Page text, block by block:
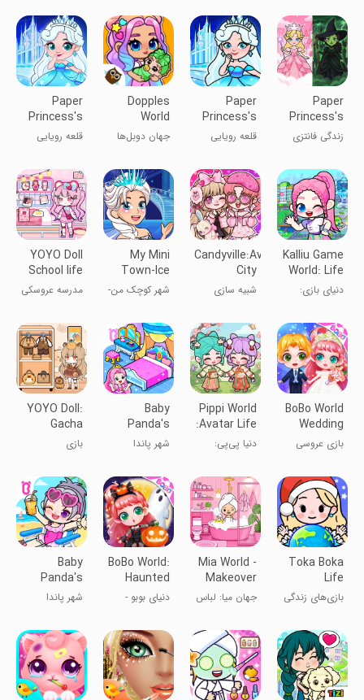
Paper
Princess's
Fantasy
Life
زندگی فانتزی
Paper
Princess's
Dream
Castle
قلعه رویایی
Dopples
World
جهان دوبل‌ها
Paper
Princess's
Dream
Castle
قلعه رویایی
کاغذی
Kalliu Game
World: Life
Story
دنیای بازی:
Candyville:Avatar
City
شبیه سازی
My Mini
Town-Ice
Princess
Game
شهر کوچک من-
یخی
YOYO Doll
School life
Dress up
مدرسه عروسکی
پوشیدن
BoBo World
Wedding
game kids
بازی عروسی
کودکان
Pippi World
:Avatar Life
دنیا پی‌پی:
Baby
Panda's
Town:
Princess
شهر پاندا
YOYO Doll:
Gacha
Dress Up
Game
بازی
عروسک YOYO
انیمه
Toka Boka
Life
Princess
Games
بازی‌های زندگی
بوکا
Mia World -
Makeover
Life
جهان میا: لباس
عروسک شیرین
BoBo World:
Haunted
House
دنیاى بوبو -
تسخیرشده -
بچه‌ها
Baby
Panda's
Town: My
World
شهر پاندا